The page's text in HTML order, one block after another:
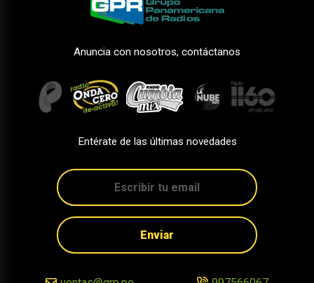
Anuncia con nosotros, contáctanos
Entérate de las últimas novedades
Enviar